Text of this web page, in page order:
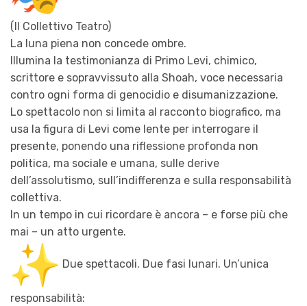
(Il Collettivo Teatro)
La luna piena non concede ombre.
Illumina la testimonianza di Primo Levi, chimico,
scrittore e sopravvissuto alla Shoah, voce necessaria
contro ogni forma di genocidio e disumanizzazione.
Lo spettacolo non si limita al racconto biografico, ma
usa la figura di Levi come lente per interrogare il
presente, ponendo una riflessione profonda non
politica, ma sociale e umana, sulle derive
dell’assolutismo, sull’indifferenza e sulla responsabilità
collettiva.
In un tempo in cui ricordare è ancora – e forse più che
mai – un atto urgente.
Due spettacoli. Due fasi lunari. Un’unica
responsabilità: